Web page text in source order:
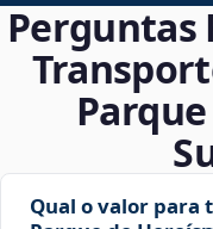
Perguntas
Qual o valor para